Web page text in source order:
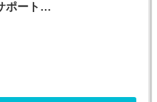
ポート…